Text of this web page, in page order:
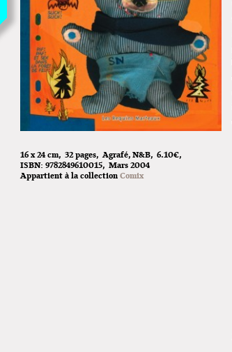
16 x 24 cm 32 pages Agrafé N&B
6.10€
ISBN:9782849610015
Mars 2004
Appartient à la collectionComix